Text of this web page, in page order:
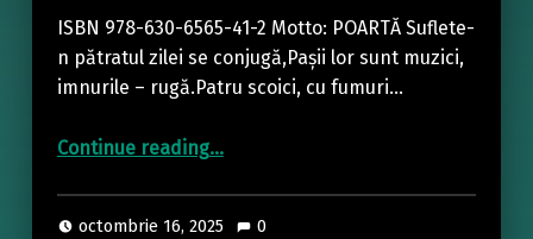
ISBN 978-630-6565-41-2 Motto: POARTĂ Suflete-
n pătratul zilei se conjugă,Paşii lor sunt muzici,
imnurile – rugă.Patru scoici, cu fumuri…
Continue reading…
octombrie 16, 2025 0